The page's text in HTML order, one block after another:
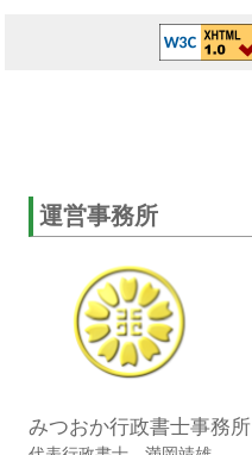
運営事務所
みつおか行政書士事務所